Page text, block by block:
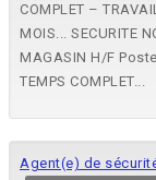
COMPLET –
MOIS... SECURITE
MAGASIN H/F
TEMPS COMPLET...
Agent(e) de